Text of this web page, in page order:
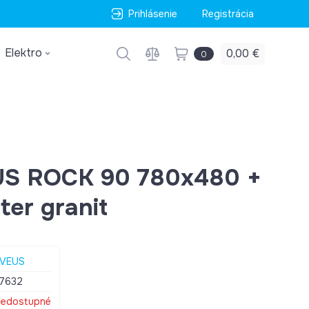
Prihlásenie Registrácia
Elektro 0 0,00 €
ROCK 90 780x480 +
granit